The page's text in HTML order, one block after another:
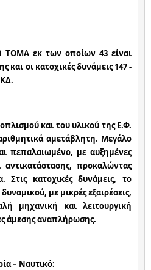
ΤΟΜΑ εκ των οποίων 43 είναι
οι κατοχικές δυνάμεις 147 -
και του υλικού της Ε.Φ.
αμετάβλητη. Μεγάλο
πεπαλαιωμένο, με αυξημένες
προκαλώντας
Στις κατοχικές δυνάμεις, το
με μικρές εξαιρέσεις,
μηχανική και λειτουργική
άμεσης αναπλήρωσης.
– Ναυτικό: